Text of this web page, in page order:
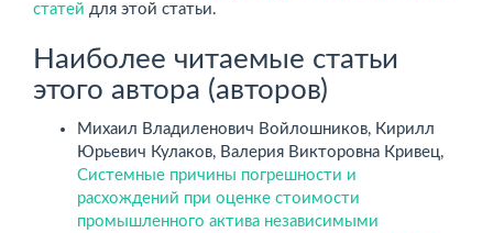
статей для этой статьи.
Наиболее читаемые статьи
этого автора (авторов)
Михаил Владиленович Войлошников, Кирилл
Юрьевич Кулаков, Валерия Викторовна Кривец,
Системные причины погрешности и
расхождений при оценке стоимости
промышленного актива независимыми